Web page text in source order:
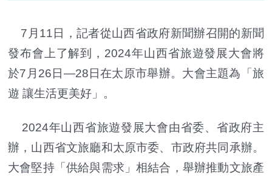
7月11日，記者從山西省政府新聞辦召開的新聞
發布會上了解到，2024年山西省旅遊發展大會將
於7月26日—28日在太原市舉辦。大會主題為「旅
遊 讓生活更美好」。
2024年山西省旅遊發展大會由省委、省政府主
辦，山西省文旅廳和太原市委、市政府共同承辦。
大會堅持「供給與需求」相結合，舉辦推動文旅產